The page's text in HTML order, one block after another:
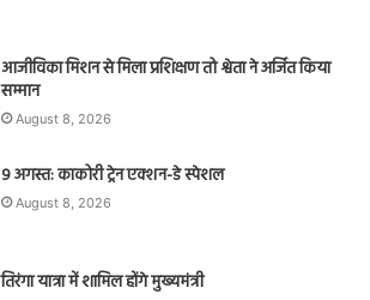
आजीविका मिशन से मिला प्रशिक्षण तो श्वेता ने अर्जित किया
सम्मान
August 8, 2026
9 अगस्त: काकोरी ट्रेन एक्शन-डे स्पेशल
August 8, 2026
तिरंगा यात्रा में शामिल होंगे मुख्यमंत्री